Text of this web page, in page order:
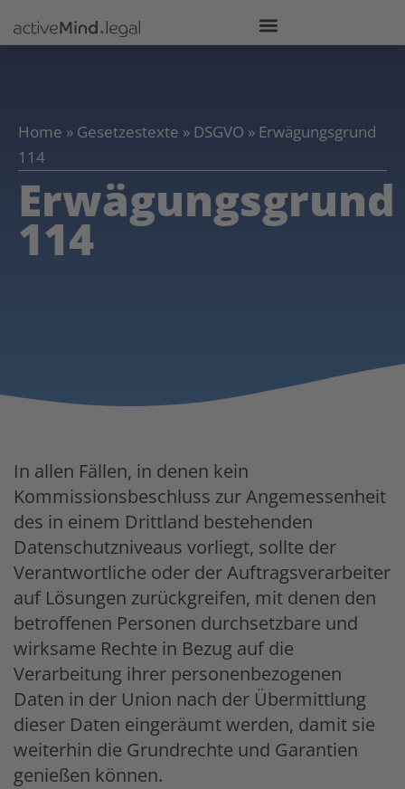
Home » Gesetzestexte » DSGVO » Erwägungsgrund
114
Erwägungsgrund
114
In allen Fällen, in denen kein
Kommissionsbeschluss zur Angemessenheit
des in einem Drittland bestehenden
Datenschutzniveaus vorliegt, sollte der
Verantwortliche oder der Auftragsverarbeiter
auf Lösungen zurückgreifen, mit denen den
betroffenen Personen durchsetzbare und
wirksame Rechte in Bezug auf die
Verarbeitung ihrer personenbezogenen
Daten in der Union nach der Übermittlung
dieser Daten eingeräumt werden, damit sie
weiterhin die Grundrechte und Garantien
genießen können.